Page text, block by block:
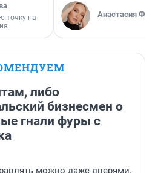
точку на
Анастасия
либо
бизнесмен о
гнали фуры с
можно даже дверями.